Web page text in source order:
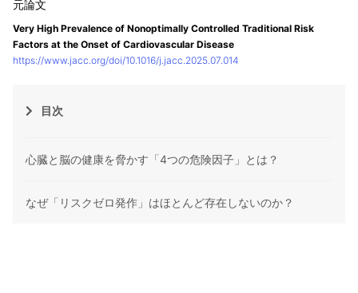
Very High Prevalence of Nonoptimally Controlled Traditional Risk
Factors at the Onset of Cardiovascular Disease
https://www.jacc.org/doi/10.1016/j.jacc.2025.07.014
目次
心臓と脳の健康を脅かす「4つの危険因子」とは？
なぜ「リスクゼロ発作」はほとんど存在しないのか？